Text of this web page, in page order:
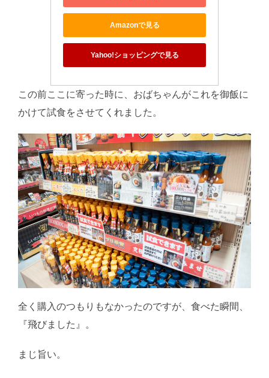
Amazonで見る
Yahoo!ショッピングで見る
この前ここに寄った時に、おばちゃんがこれを御飯に
かけて試食をさせてくれました。
全く購入のつもりもなかったのですが、食べた瞬間、
『飛びました』。
まじ旨い。